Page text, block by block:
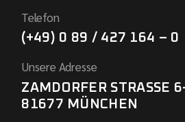
Telefon
(+49) 0 89 / 427 164 – 0
Unsere Adresse
ZAMDORFER STRASSE
81677 MÜNCHEN